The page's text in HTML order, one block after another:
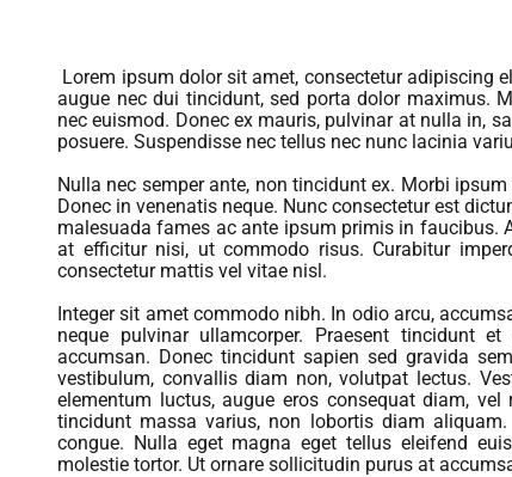
Lorem ipsum dolor sit amet, consectetur adipiscing
augue nec dui tincidunt, sed porta dolor maximus.
nec euismod. Donec ex mauris, pulvinar at nulla in,
posuere. Suspendisse nec tellus nec nunc lacinia
Nulla nec semper ante, non tincidunt ex. Morbi
Donec in venenatis neque. Nunc consectetur est
malesuada fames ac ante ipsum primis in faucibus.
at efficitur nisi, ut commodo risus. Curabitur
consectetur mattis vel vitae nisl.
Integer sit amet commodo nibh. In odio arcu,
neque pulvinar ullamcorper. Praesent tincidunt
accumsan. Donec tincidunt sapien sed gravida
vestibulum, convallis diam non, volutpat lectus.
elementum luctus, augue eros consequat diam,
tincidunt massa varius, non lobortis diam
congue. Nulla eget magna eget tellus eleifend
molestie tortor. Ut ornare sollicitudin purus at